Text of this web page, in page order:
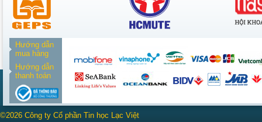
Hướng dẫn
mua hàng
Hướng dẫn
thanh toán
©2026 Công ty Cổ phần Tin học Lạc Việt